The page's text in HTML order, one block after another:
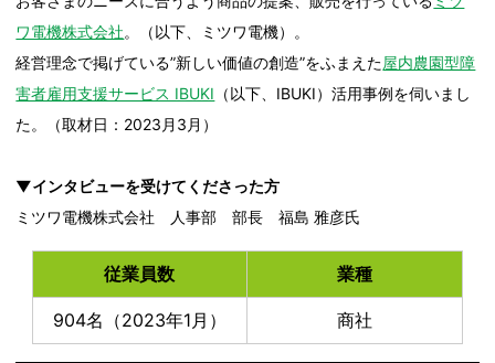
ワ電機株式会社。（以下、ミツワ電機）。
経営理念で掲げている”新しい価値の創造”をふまえた屋内農園型障
害者雇用支援サービス IBUKI （以下、IBUKI）活用事例を伺いまし
た。（取材日：2023月3月）
▼インタビューを受けてくださった方
ミツワ電機株式会社 人事部 部長 福島 雅彦氏
従業員数 業種
904名（2023年1月） 商社